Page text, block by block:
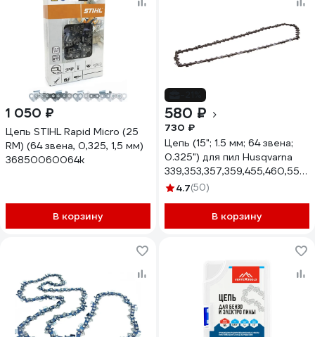
1 050 ₽
Цепь STIHL Rapid Micro (25
RM) (64 звена, 0,325, 1,5 мм)
36850060064k
В корзину
580 ₽
730 ₽
Цепь (15"; 1.5 мм; 64 звена;
0.325") для пил Husqvarna
339,353,357,359,455,460,55
Rezer BPS-8-1,5-64
4.7(50)
В корзину